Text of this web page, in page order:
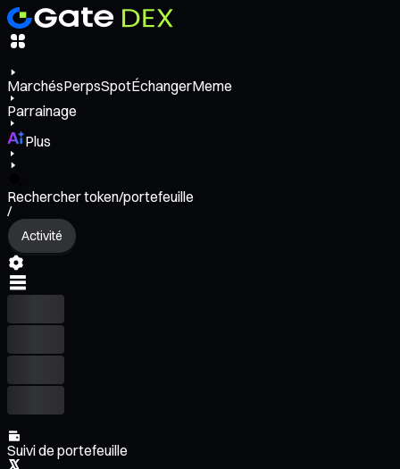
MarchésPerpsSpotÉchangerMeme
Parrainage
Plus
Rechercher token/portefeuille
/
Activité
Suivi de portefeuille